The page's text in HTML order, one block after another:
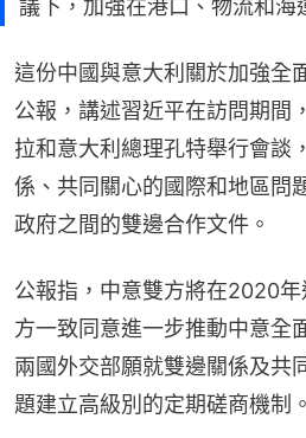
議下，加強在港口、物流和海
這份中國與意大利關於加強全
公報，講述習近平在訪問期間
拉和意大利總理孔特舉行會談
係、共同關心的國際和地區問
政府之間的雙邊合作文件。
公報指，中意雙方將在2020
方一致同意進一步推動中意全
兩國外交部願就雙邊關係及共
題建立高級別的定期磋商機制。